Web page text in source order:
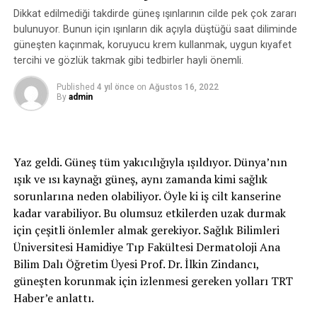
Akdeniz, meydana gelen balmumu etkisi nedeniyle
Muhsin’in gerçekçi olduğunu ve çok ilgi çektiğini
söylüyor.
Herkesin dikkatini çekiyor
Cansu Akdeniz ve Muhsin haftanın belli günlerinde
performans, meraklı gözlerin ilgi odağı oluyor.
Genelde çevresinden çok olumlu tepkiler aldığını
anlatan Akdeniz, bunu Muhsin ile bir bütün olarak
hareket etmesine bağlıyor.
“Sirk kurmak istiyorum”
Yaptığı işten büyük keyif aldığını belirten Akdeniz,
Dikkat edilmediği takdirde güneş ışınlarının cilde pek çok zararı
bulunuyor. Bunun için ışınların dik açıyla düştüğü saat diliminde
güneşten kaçınmak, koruyucu krem kullanmak, uygun kıyafet
tercihi ve gözlük takmak gibi tedbirler hayli önemli.
Published 4 yıl önce on Ağustos 16, 2022
By admin
Yaz geldi. Güneş tüm yakıcılığıyla ışıldıyor. Dünya’nın
ışık ve ısı kaynağı güneş, aynı zamanda kimi sağlık
sorunlarına neden olabiliyor. Öyle ki iş cilt kanserine
kadar varabiliyor. Bu olumsuz etkilerden uzak durmak
için çeşitli önlemler almak gerekiyor. Sağlık Bilimleri
Üniversitesi Hamidiye Tıp Fakültesi Dermatoloji Ana
Bilim Dalı Öğretim Üyesi Prof. Dr. İlkin Zindancı,
güneşten korunmak için izlenmesi gereken yolları TRT
Haber’e anlattı.